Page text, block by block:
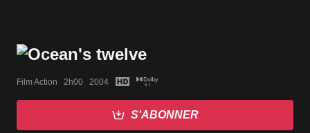
Film Action   2h00   2004
S'ABONNER